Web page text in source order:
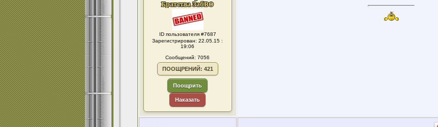
ID пользователя #7687
Зарегистрирован: 22.05.15 :
19:06
Сообщений: 7056
ПООЩРЕНИЙ: 421
Поощрить
Наказать